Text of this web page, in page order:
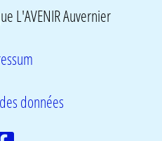
L'AVENIR Auvernier
données